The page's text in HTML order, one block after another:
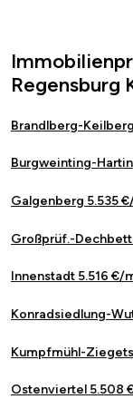
Regensburg
Brandlberg-
Burgweinting-
Galgenberg 5.535
Großprüf.-
Innenstadt 5.516 €/
Konradsiedlung-
Kumpfmühl-
Ostenviertel 5.508